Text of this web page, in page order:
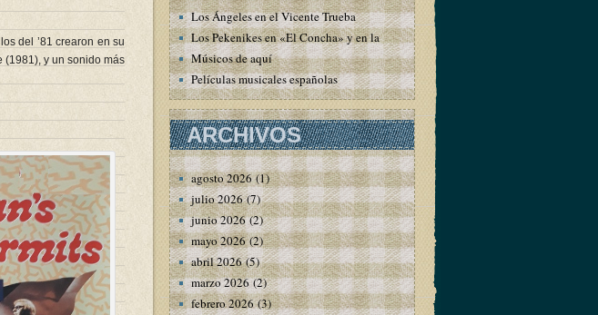
del ’81 crearon en su
y un sonido más
Los Ángeles en el Vicente Trueba
Los Pekenikes en «El Concha» y en la emisora
Músicos de aquí
Películas musicales españolas
ARCHIVOS
agosto 2026(1)
julio 2026(7)
junio 2026(2)
mayo 2026(2)
abril 2026(5)
marzo 2026(2)
febrero 2026(3)